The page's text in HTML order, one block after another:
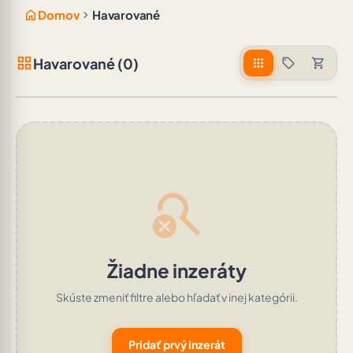
home Domov chevron_right Havarované
grid_viewHavarované (0) apps sell shopping_cart
search_off
Žiadne inzeráty
Skúste zmeniť filtre alebo hľadať v inej kategórii.
Pridať prvý inzerát